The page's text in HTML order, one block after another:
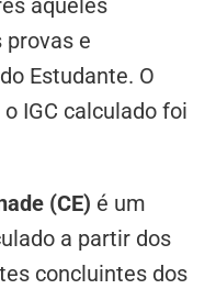
aqueles
e
Estudante. O
IGC calculado foi
(CE) é um
a partir dos
concluintes dos